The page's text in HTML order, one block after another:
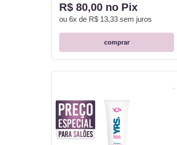
R$ 80,00 no Pix
ou 6x de R$ 13,33 sem juros
comprar